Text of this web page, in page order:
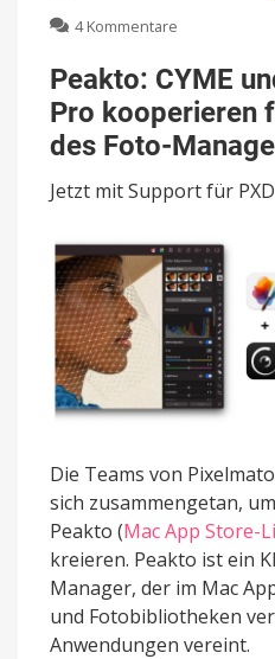
4 Kommentare
CYME
und
Pixelmator
Pro
kooperieren
für
des
Foto-
Managers
Peakto: CYME
Pro kooperieren
des Foto-
Jetzt mit Support für
Die Teams von
sich zusammengetan,
Peakto (Mac App Store-
kreieren. Peakto ist ein
Manager, der im Mac
und Fotobibliotheken
Anwendungen vereint.